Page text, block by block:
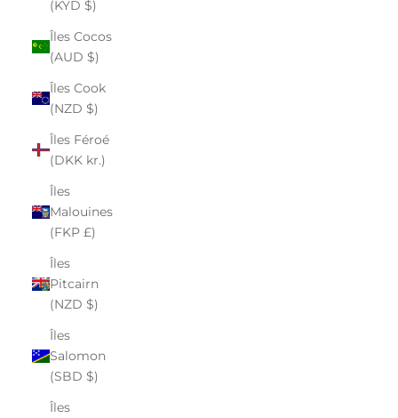
(KYD $)
Îles Cocos
(AUD $)
Îles Cook
(NZD $)
Îles Féroé
(DKK kr.)
Îles
Malouines
(FKP £)
Îles
Pitcairn
(NZD $)
Îles
Salomon
(SBD $)
Îles